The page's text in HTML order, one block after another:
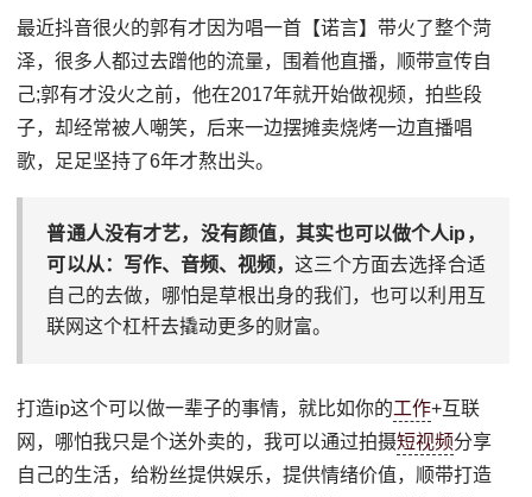
最近抖音很火的郭有才因为唱一首【诺言】带火了整个菏
泽，很多人都过去蹭他的流量，围着他直播，顺带宣传自
己;郭有才没火之前，他在2017年就开始做视频，拍些段
子，却经常被人嘲笑，后来一边摆摊卖烧烤一边直播唱
歌，足足坚持了6年才熬出头。
普通人没有才艺，没有颜值，其实也可以做个人ip，
可以从：写作、音频、视频，这三个方面去选择合适
自己的去做，哪怕是草根出身的我们，也可以利用互
联网这个杠杆去撬动更多的财富。
打造ip这个可以做一辈子的事情，就比如你的工作+互联
网，哪怕我只是个送外卖的，我可以通过拍摄短视频分享
自己的生活，给粉丝提供娱乐，提供情绪价值，顺带打造